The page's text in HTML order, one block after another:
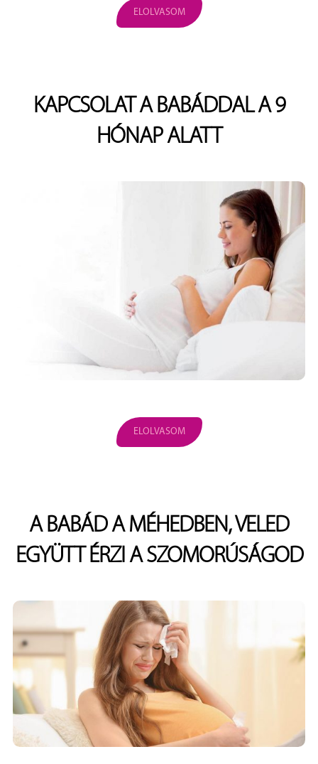
ELOLVASOM
KAPCSOLAT A BABÁDDAL A 9
HÓNAP ALATT
ELOLVASOM
A BABÁD A MÉHEDBEN, VELED
EGYÜTT ÉRZI A SZOMORÚSÁGOD